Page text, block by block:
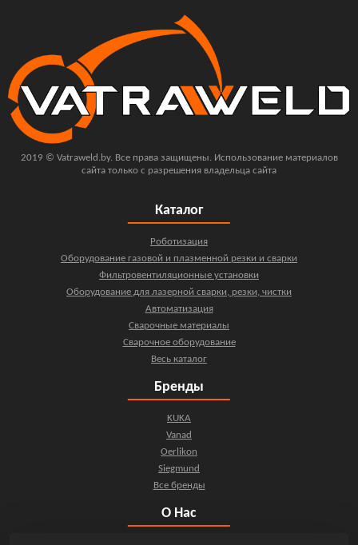
2019 © Vatraweld.by. Все права защищены. Использование материалов
сайта только с разрешения владельца сайта
Каталог
Роботизация
Оборудование газовой и плазменной резки и сварки
Фильтровентиляционные установки
Оборудование для лазерной сварки, резки, чистки
Автоматизация
Сварочные материалы
Сварочное оборудование
Весь каталог
Бренды
KUKA
Vanad
Oerlikon
Siegmund
Все бренды
О Нас